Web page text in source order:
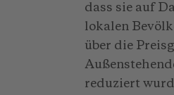
dass sie auf
lokalen
über die
reduziert